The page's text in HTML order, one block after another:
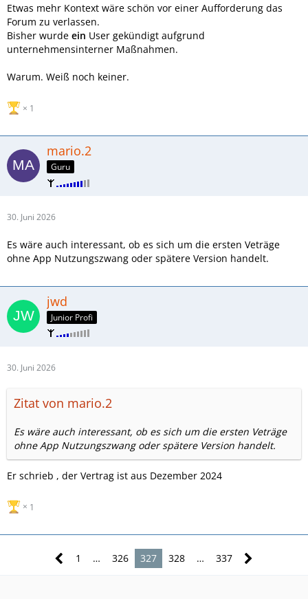
Etwas mehr Kontext wäre schön vor einer Aufforderung das
Forum zu verlassen.
Bisher wurde ein User gekündigt aufgrund
unternehmensinterner Maßnahmen.
Warum. Weiß noch keiner.
1
mario.2
Guru
30. Juni 2026
Es wäre auch interessant, ob es sich um die ersten Veträge
ohne App Nutzungszwang oder spätere Version handelt.
jwd
Junior Profi
30. Juni 2026
Zitat von mario.2
Es wäre auch interessant, ob es sich um die ersten Veträge
ohne App Nutzungszwang oder spätere Version handelt.
Er schrieb , der Vertrag ist aus Dezember 2024
1
1 … 326 327 328 … 337